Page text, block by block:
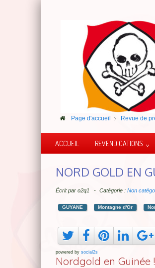
Page d'accueil Revue de
ACCUEIL REVENDICATIONS
NORD GOLD EN
Écrit par o2q1 Catégorie : Non
GUYANE Montagne d'Or
powered by social2s
Nordgold en Guinée !